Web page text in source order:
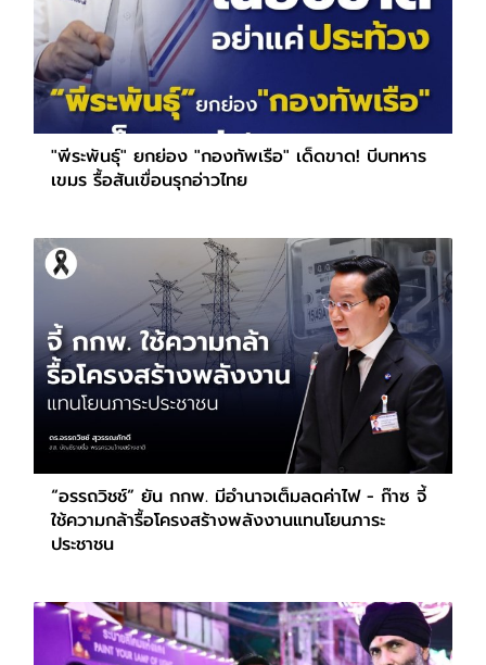
"พีระพันธุ์" ยกย่อง "กองทัพเรือ" เด็ดขาด! บีบทหาร
เขมร รื้อสันเขื่อนรุกอ่าวไทย
“อรรถวิชช์” ยัน กกพ. มีอำนาจเต็มลดค่าไฟ - ก๊าซ จี้
ใช้ความกล้ารื้อโครงสร้างพลังงานแทนโยนภาระ
ประชาชน